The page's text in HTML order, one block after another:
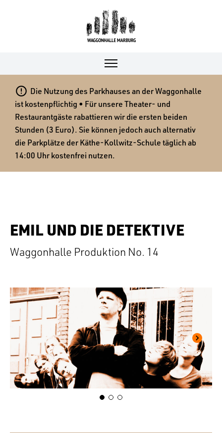
 Die Nutzung des Parkhauses an der Waggonhalle
ist kostenpflichtig • Für unsere Theater- und
Restaurantgäste rabattieren wir die ersten beiden
Stunden (3 Euro). Sie können jedoch auch alternativ
die Parkplätze der Käthe-Kollwitz-Schule täglich ab
14:00 Uhr kostenfrei nutzen.
EMIL UND DIE DETEKTIVE
Waggonhalle Produktion No. 14